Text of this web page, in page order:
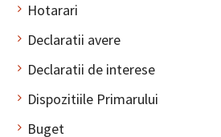
Hotarari
Declaratii avere
Declaratii de interese
Dispozitiile Primarului
Buget